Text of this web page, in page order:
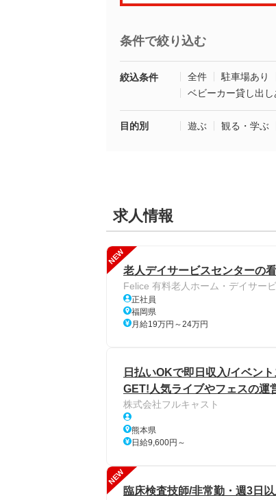
条件で絞り込む
絞込条件 全件 駐車場あり
ベビーカー貸し出し
目的別 遊ぶ 観る・学ぶ
求人情報
NEW
老人デイサービスセンターの
Felice 有料老人ホーム・デイサー
正社員
福岡県
月給19万円～24万円
日払いOKで即日収入/イベン
GET!人気ライブやフェスの運
株式会社フルキャスト
熊本県
日給9,600円～
NEW
臨床検査技師/非常勤・週3日